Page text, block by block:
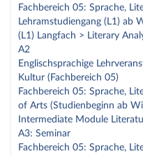
Fachbereich 05: Sprache,
Lehramstudiengang (L1) ab
(L1) Langfach > Literary
A2
Englischsprachige
Kultur (Fachbereich 05)
Fachbereich 05: Sprache,
of Arts (Studienbeginn ab
Intermediate Module
A3: Seminar
Fachbereich 05: Sprache,